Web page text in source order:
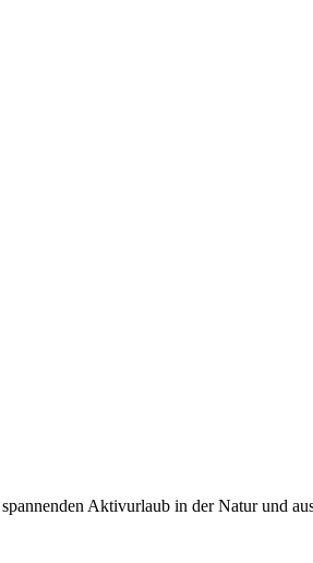
Aktivurlaub in der Natur und